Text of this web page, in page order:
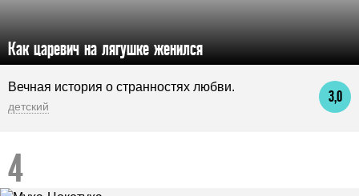
Как царевич на лягушке женился
3,0
Вечная история о странностях любви.
детский